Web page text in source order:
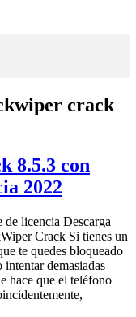
crack
8.5.3 con
2022
licencia Descarga
Crack Si tienes un
te quedes bloqueado
demasiadas
hace que el teléfono